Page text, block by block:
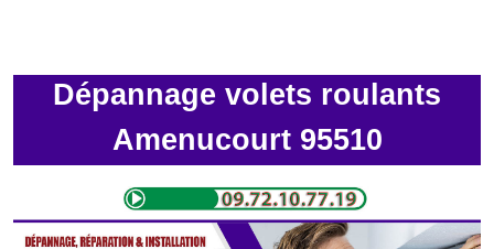
Dépannage volets roulants
Amenucourt 95510